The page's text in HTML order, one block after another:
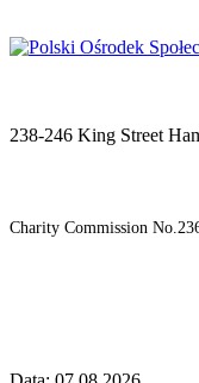
238-246 King Street
Charity Commission